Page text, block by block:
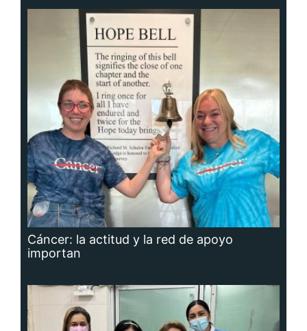
Cáncer: la actitud y la red de apoyo
importan